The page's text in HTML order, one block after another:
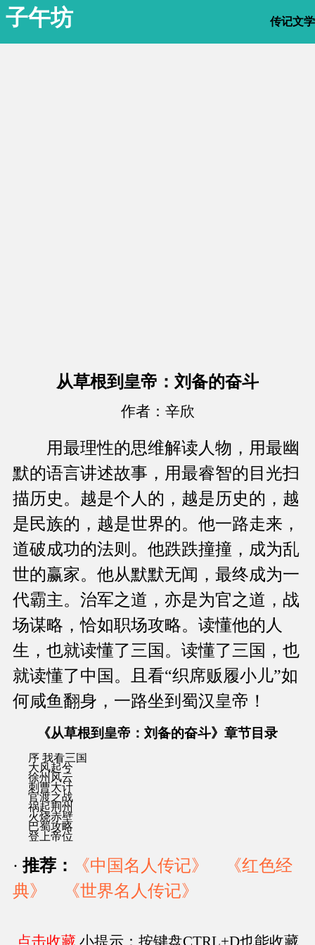
子午坊 传记文学
从草根到皇帝：刘备的奋斗
作者：辛欣
用最理性的思维解读人物，用最幽
默的语言讲述故事，用最睿智的目光扫
描历史。越是个人的，越是历史的，越
是民族的，越是世界的。他一路走来，
道破成功的法则。他跌跌撞撞，成为乱
世的赢家。他从默默无闻，最终成为一
代霸主。治军之道，亦是为官之道，战
场谋略，恰如职场攻略。读懂他的人
生，也就读懂了三国。读懂了三国，也
就读懂了中国。且看“织席贩履小儿”如
何咸鱼翻身，一路坐到蜀汉皇帝！
《从草根到皇帝：刘备的奋斗》章节目录
序 我看三国
大风起兮
徐州风云
刺曹大计
官渡之战
祸起荆州
火烧赤壁
巴蜀攻略
登上帝位
· 推荐： 《中国名人传记》
《红色经
典》
《世界名人传记》
点击收藏 小提示：按键盘CTRL+D也能收藏